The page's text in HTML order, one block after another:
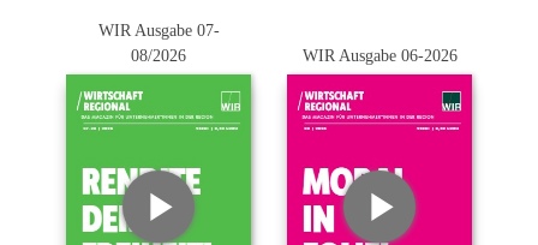
WIR Ausgabe 07-
08/2026
WIR Ausgabe 06-2026